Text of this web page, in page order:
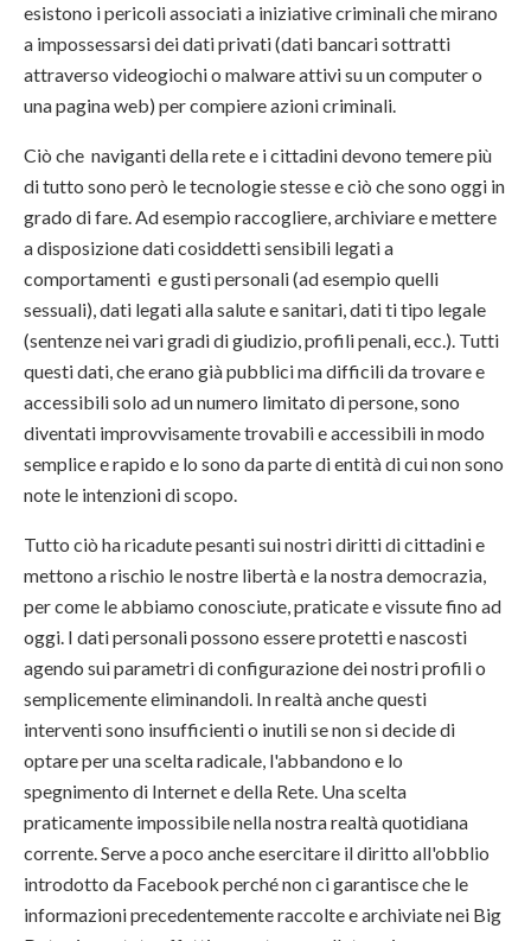
esistono i pericoli associati a iniziative criminali che mirano
a impossessarsi dei dati privati (dati bancari sottratti
attraverso videogiochi o malware attivi su un computer o
una pagina web) per compiere azioni criminali.
Ciò che naviganti della rete e i cittadini devono temere più
di tutto sono però le tecnologie stesse e ciò che sono oggi in
grado di fare. Ad esempio raccogliere, archiviare e mettere
a disposizione dati cosiddetti sensibili legati a
comportamenti e gusti personali (ad esempio quelli
sessuali), dati legati alla salute e sanitari, dati ti tipo legale
(sentenze nei vari gradi di giudizio, profili penali, ecc.). Tutti
questi dati, che erano già pubblici ma difficili da trovare e
accessibili solo ad un numero limitato di persone, sono
diventati improvvisamente trovabili e accessibili in modo
semplice e rapido e lo sono da parte di entità di cui non sono
note le intenzioni di scopo.
Tutto ciò ha ricadute pesanti sui nostri diritti di cittadini e
mettono a rischio le nostre libertà e la nostra democrazia,
per come le abbiamo conosciute, praticate e vissute fino ad
oggi. I dati personali possono essere protetti e nascosti
agendo sui parametri di configurazione dei nostri profili o
semplicemente eliminandoli. In realtà anche questi
interventi sono insufficienti o inutili se non si decide di
optare per una scelta radicale, l'abbandono e lo
spegnimento di Internet e della Rete. Una scelta
praticamente impossibile nella nostra realtà quotidiana
corrente. Serve a poco anche esercitare il diritto all'obblio
introdotto da Facebook perché non ci garantisce che le
informazioni precedentemente raccolte e archiviate nei Big